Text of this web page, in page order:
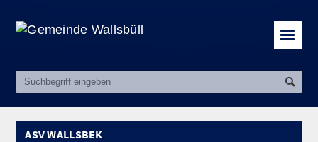
☰
ASV WALLSBEK